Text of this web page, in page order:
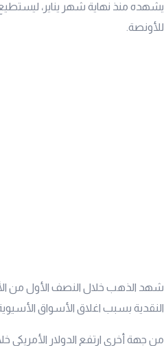
للأونصة.
شهد الذهب خلال النصف الأول من
النقدية بسبب اغلاق الأسواق
من جهة أخرى ارتفع الدولار